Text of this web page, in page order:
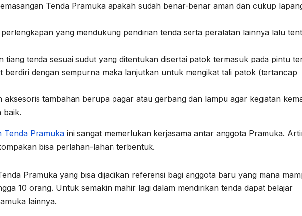
Tenda Pramuka apakah sudah benar-benar aman dan cukup
yang mendukung pendirian tenda serta peralatan lainnya lalu
tiang tenda sesuai sudut yang ditentukan disertai patok termasuk pada pintu
berdiri dengan sempurna maka lanjutkan untuk mengikat tali patok (tertancap
aksesoris tambahan berupa pagar atau gerbang dan lampu agar kegiatan
baik.
Tenda Pramuka ini sangat memerlukan kerjasama antar anggota Pramuka.
bisa perlahan-lahan terbentuk.
Pramuka yang bisa dijadikan referensi bagi anggota baru yang mana
10 orang. Untuk semakin mahir lagi dalam mendirikan tenda dapat belajar
lainnya.